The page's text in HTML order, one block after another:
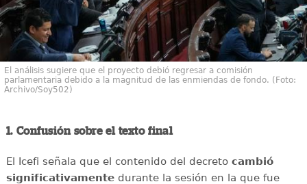
El análisis sugiere que el proyecto debió regresar a comisión
parlamentaria debido a la magnitud de las enmiendas de fondo. (Foto:
Archivo/Soy502)
1. Confusión sobre el texto final
El Icefi señala que el contenido del decreto cambió
significativamentedurante la sesión en la que fue